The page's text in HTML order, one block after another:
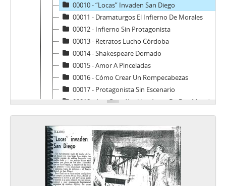
00010 - “Locas” Invaden San Diego
00011 - Dramaturgos El Infierno De Morales
00012 - Infierno Sin Protagonista
00013 - Retratos Lucho Córdoba
00014 - Shakespeare Domado
00015 - Amor A Pinceladas
00016 - Cómo Crear Un Rompecabezas
00017 - Protagonista Sin Escenario
00018 - Ana González Una Actriz De Dos Mundos
00019 - Guerra Por Amor
00020 - De Cómo Un Prestamista Termina En Estafador
00021 - Humor Y Oficio
00022 - Pedro, Juan Y Diego Nueve Meses De Té Y Ensayos
00023 - Vivencias Magallánicas
00024 - Con Los Clásicos No Se Juega